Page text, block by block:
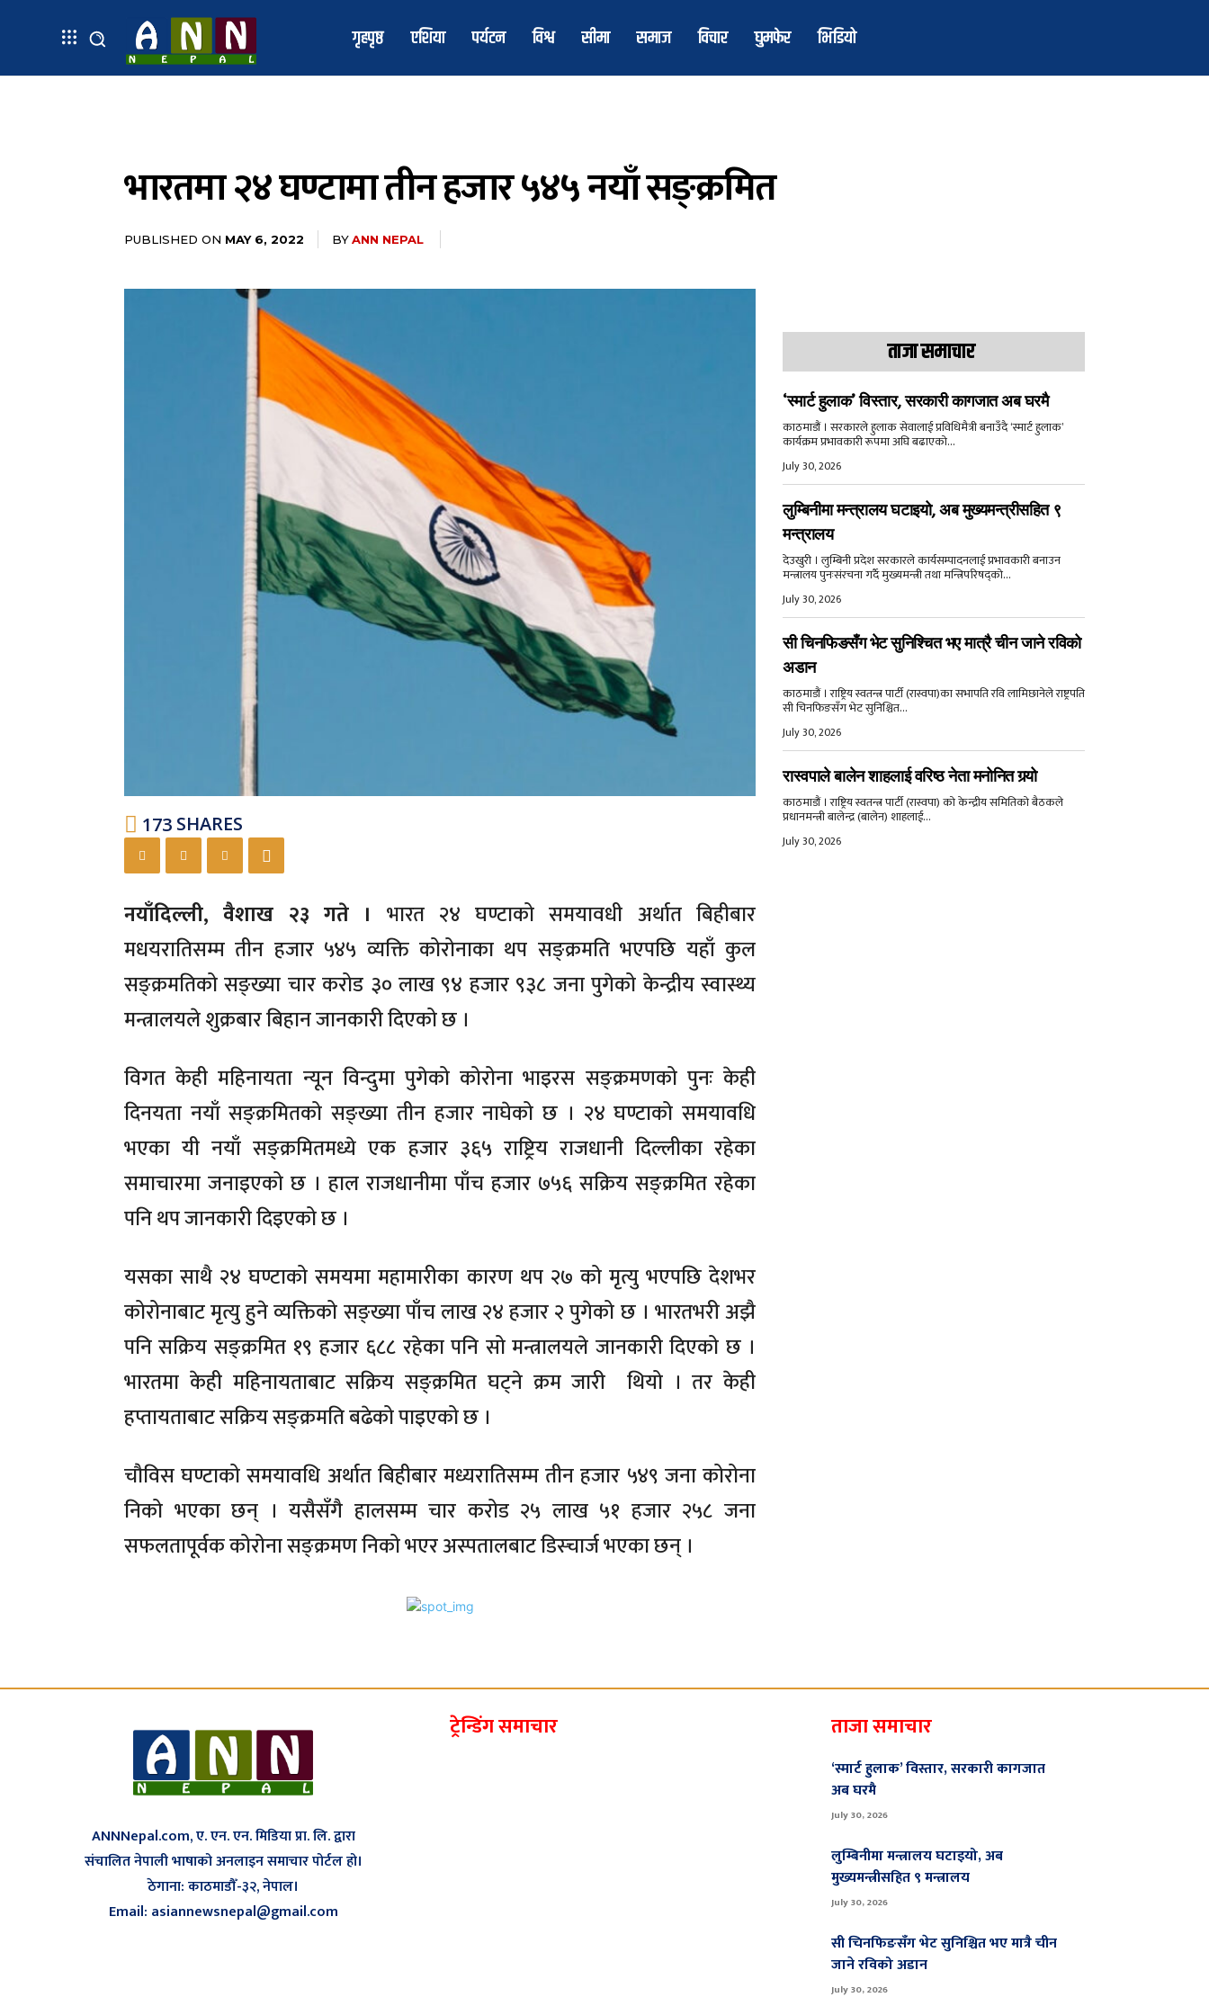
गृहपृष्ठ एशिया पर्यटन विश्व सीमा समाज विचार घुमफेर भिडियो
भारतमा २४ घण्टामा तीन हजार ५४५ नयाँ सङ्क्रमित
PUBLISHED ON MAY 6, 2022 BYANN NEPAL
173 SHARES
नयाँदिल्ली, वैशाख २३ गते । भारत २४ घण्टाको समयावधी अर्थात बिहीबार
मधयरातिसम्म तीन हजार ५४५ व्यक्ति कोरोनाका थप सङ्क्रमति भएपछि यहाँ कुल
सङ्क्रमतिको सङ्ख्या चार करोड ३० लाख ९४ हजार ९३८ जना पुगेको केन्द्रीय स्वास्थ्य
मन्त्रालयले शुक्रबार बिहान जानकारी दिएको छ ।
विगत केही महिनायता न्यून विन्दुमा पुगेको कोरोना भाइरस सङ्क्रमणको पुनः केही
दिनयता नयाँ सङ्क्रमितको सङ्ख्या तीन हजार नाघेको छ । २४ घण्टाको समयावधि
भएका यी नयाँ सङ्क्रमितमध्ये एक हजार ३६५ राष्ट्रिय राजधानी दिल्लीका रहेका
समाचारमा जनाइएको छ । हाल राजधानीमा पाँच हजार ७५६ सक्रिय सङ्क्रमित रहेका
पनि थप जानकारी दिइएको छ ।
यसका साथै २४ घण्टाको समयमा महामारीका कारण थप २७ को मृत्यु भएपछि देशभर
कोरोनाबाट मृत्यु हुने व्यक्तिको सङ्ख्या पाँच लाख २४ हजार २ पुगेको छ । भारतभरी अझै
पनि सक्रिय सङ्क्रमित १९ हजार ६८८ रहेका पनि सो मन्त्रालयले जानकारी दिएको छ ।
भारतमा केही महिनायताबाट सक्रिय सङ्क्रमित घट्ने क्रम जारी थियो । तर केही
हप्तायताबाट सक्रिय सङ्क्रमति बढेको पाइएको छ ।
चौविस घण्टाको समयावधि अर्थात बिहीबार मध्यरातिसम्म तीन हजार ५४९ जना कोरोना
निको भएका छन् । यसैसँगै हालसम्म चार करोड २५ लाख ५१ हजार २५८ जना
सफलतापूर्वक कोरोना सङ्क्रमण निको भएर अस्पतालबाट डिस्चार्ज भएका छन् ।
ताजा समाचार
‘स्मार्ट हुलाक’ विस्तार, सरकारी कागजात अब घरमै
काठमाडौं । सरकारले हुलाक सेवालाई प्रविधिमैत्री बनाउँदै ‘स्मार्ट हुलाक’
कार्यक्रम प्रभावकारी रूपमा अघि बढाएको...
July 30, 2026
लुम्बिनीमा मन्त्रालय घटाइयो, अब मुख्यमन्त्रीसहित ९
मन्त्रालय
देउखुरी । लुम्बिनी प्रदेश सरकारले कार्यसम्पादनलाई प्रभावकारी बनाउन
मन्त्रालय पुनःसंरचना गर्दै मुख्यमन्त्री तथा मन्त्रिपरिषद्को...
July 30, 2026
सी चिनफिङसँग भेट सुनिश्चित भए मात्रै चीन जाने रविको
अडान
काठमाडौं । राष्ट्रिय स्वतन्त्र पार्टी (रास्वपा)का सभापति रवि लामिछानेले राष्ट्रपति
सी चिनफिङसँग भेट सुनिश्चित...
July 30, 2026
रास्वपाले बालेन शाहलाई वरिष्ठ नेता मनोनित गर्‍यो
काठमाडौं । राष्ट्रिय स्वतन्त्र पार्टी (रास्वपा) को केन्द्रीय समितिको बैठकले
प्रधानमन्त्री बालेन्द्र (बालेन) शाहलाई...
July 30, 2026
ANNNepal.com, ए. एन. एन. मिडिया प्रा. लि. द्वारा
संचालित नेपाली भाषाको अनलाइन समाचार पोर्टल हो।
ठेगाना: काठमाडौँ-३२, नेपाल।
Email: asiannewsnepal@gmail.com
ट्रेन्डिंग समाचार ताजा समाचार
‘स्मार्ट हुलाक’ विस्तार, सरकारी कागजात
अब घरमै
July 30, 2026
लुम्बिनीमा मन्त्रालय घटाइयो, अब
मुख्यमन्त्रीसहित ९ मन्त्रालय
July 30, 2026
सी चिनफिङसँग भेट सुनिश्चित भए मात्रै चीन
जाने रविको अडान
July 30, 2026